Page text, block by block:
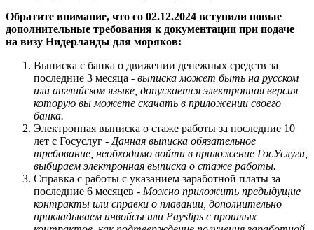
Обратите внимание, что со 02.12.2024 вступили новые
дополнительные требования к документации при подаче
на визу Нидерланды для моряков:
Выписка с банка о движении денежных средств за
последние 3 месяца - выписка может быть на русском
или английском языке, допускается электронная версия
которую вы можете скачать в приложении своего
банка.
Электронная выписка о стаже работы за последние 10
лет с Госуслуг - Данная выписка обязательное
требование, необходимо войти в приложение ГосУслуги,
выбираем электронная выписка о стаже работы.
Справка с работы с указанием заработной платы за
последние 6 месяцев - Можно приложить предыдущие
контракты или справки о плавании, дополнительно
прикладываем инвойсы или Payslips с прошлых